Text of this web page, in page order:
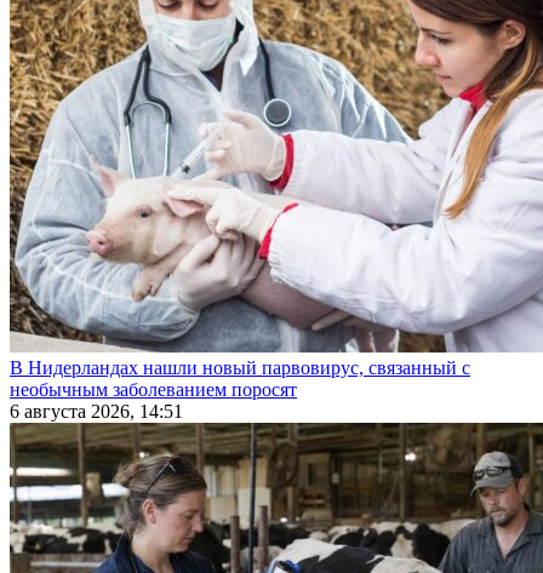
В Нидерландах нашли новый парвовирус, связанный с
необычным заболеванием поросят
6 августа 2026, 14:51